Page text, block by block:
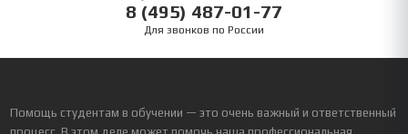
8 (495) 487-01-77
Для звонков по России
Помощь студентам в обучении — это очень важный и ответственный